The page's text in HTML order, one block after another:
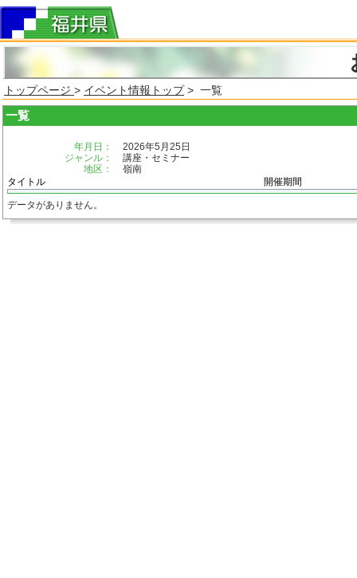
トップページ > イベント情報トップ> 一覧
一覧
年月日：
2026年5月25日
ジャンル：
講座・セミナー
地区：
嶺南
タイトル
開催期間
データがありません。